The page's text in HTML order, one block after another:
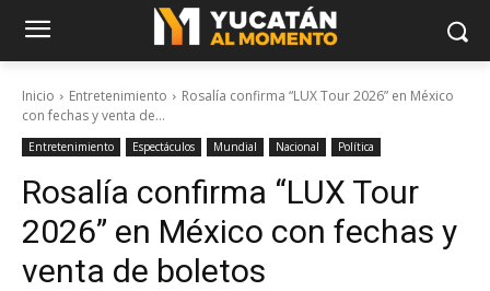
Inicio Entretenimiento
Rosalía confirma “LUX Tour 2026” en México
con fechas y venta de...
Entretenimiento Espectáculos Mundial Nacional Política
Rosalía confirma “LUX Tour
2026” en México con fechas y
venta de boletos